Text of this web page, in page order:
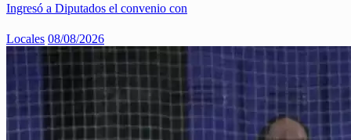
Ingresó a Diputados el convenio con
Locales 08/08/2026